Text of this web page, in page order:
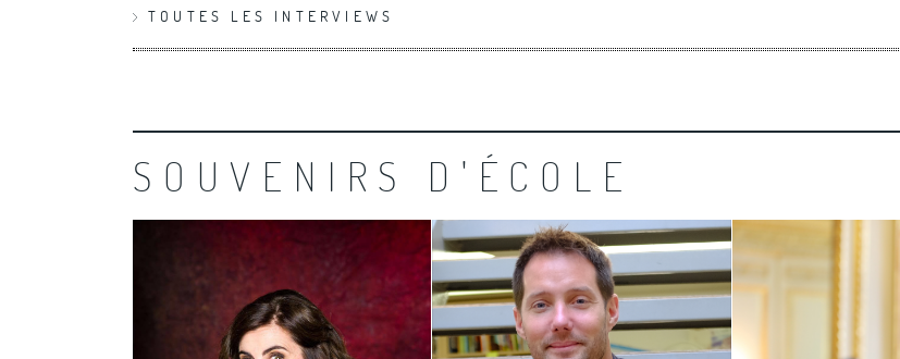
TOUTES LES INTERVIEWS
SOUVENIRS D'ÉCOLE